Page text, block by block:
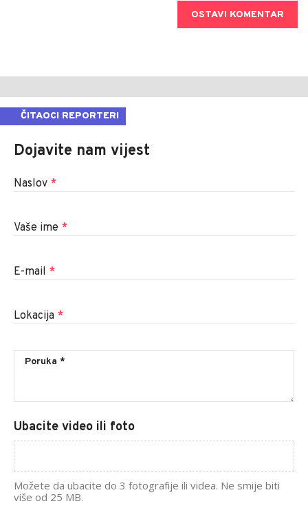
OSTAVI KOMENTAR
ČITAOCI REPORTERI
Dojavite nam vijest
Naslov *
Vaše ime *
E-mail *
Lokacija *
Ubacite video ili foto
Možete da ubacite do 3 fotografije ili videa. Ne smije biti
više od 25 MB.